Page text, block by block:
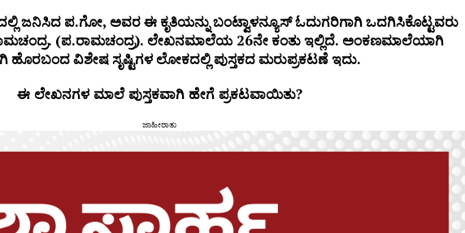
ಜನಿಸಿದ ಪ.ಗೋ, ಅವರಈ ಕೃತಿಯನ್ನುಬಂಟ್ವಾಳನ್ಯೂಸ್ಓದುಗರಿಗಾಗಿಒದಗಿಸಿಕೊಟ್ಟವರು
. (ಪ.ರಾಮಚಂದ್ರ). ಲೇಖನಮಾಲೆಯ 26ನೇ ಕಂತುಇಲ್ಲಿದೆ. ಅಂಕಣಮಾಲೆಯಾಗಿ
ಹೊರಬಂದವಿಶೇಷಸೃಷ್ಟಿಗಳ ಲೋಕದಲ್ಲಿ ಪುಸ್ತಕದ ಮರುಪ್ರಕಟಣೆಇದು.
ಈ ಲೇಖನಗಳ ಮಾಲೆ ಪುಸ್ತಕವಾಗಿ ಹೇಗೆ ಪ್ರಕಟವಾಯಿತು?
ಜಾಹೀರಾತು